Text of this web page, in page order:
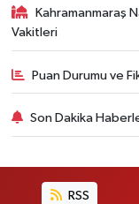
Kahramanmaraş
Vakitleri
Puan Durumu ve
Son Dakika
RSS